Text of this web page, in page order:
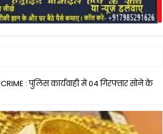
CRIME : पुलिस कार्यवाही में 04 गिरफ्तार सोने के